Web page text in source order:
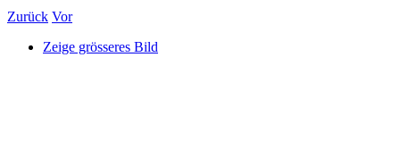
Zurück Vor
Zeige grösseres Bild